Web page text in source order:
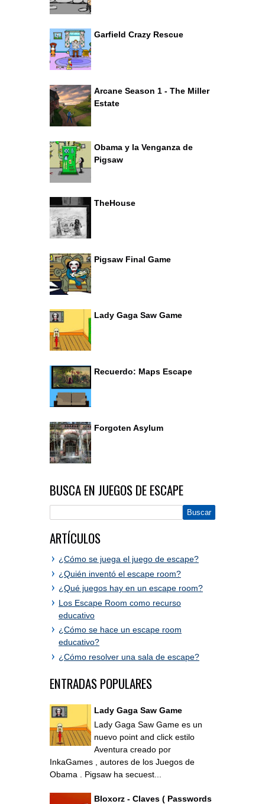
Garfield Crazy Rescue
Arcane Season 1 - The Miller
Estate
Obama y la Venganza de
Pigsaw
TheHouse
Pigsaw Final Game
Lady Gaga Saw Game
Recuerdo: Maps Escape
Forgoten Asylum
BUSCA EN JUEGOS DE ESCAPE
ARTÍCULOS
¿Cómo se juega el juego de escape?
¿Quién inventó el escape room?
¿Qué juegos hay en un escape room?
Los Escape Room como recurso
educativo
¿Cómo se hace un escape room
educativo?
¿Cómo resolver una sala de escape?
ENTRADAS POPULARES
Lady Gaga Saw Game
Lady Gaga Saw Game es un
nuevo point and click estilo
Aventura creado por
InkaGames , autores de los Juegos de
Obama . Pigsaw ha secuest...
Bloxorz - Claves ( Passwords